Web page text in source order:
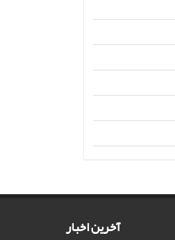
آخرین اخبار